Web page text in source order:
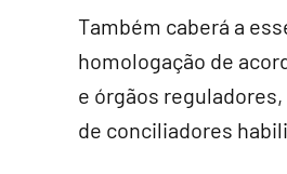
Também caberá a
homologação de
e órgãos
de conciliadores